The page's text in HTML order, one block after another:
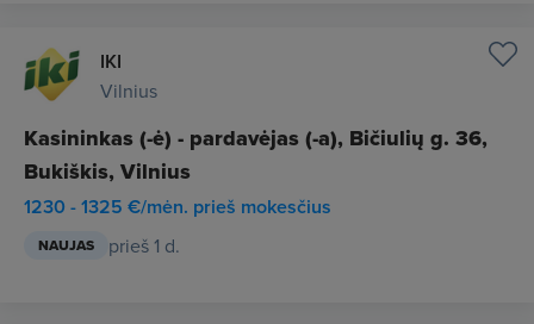
IKI
Vilnius
Kasininkas (-ė) - pardavėjas (-a), Bičiulių g. 36,
Bukiškis, Vilnius
1230 - 1325 €/mėn. prieš mokesčius
NAUJAS prieš 1 d.